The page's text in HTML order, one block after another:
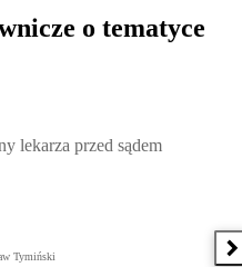
o tematyce
przed sądem lekarskim,
lekarza przed sądem
Tymiński